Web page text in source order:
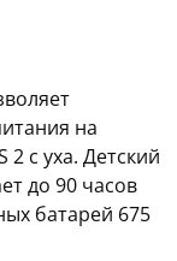
на
2 с уха. Детский
до 90 часов
батарей 675